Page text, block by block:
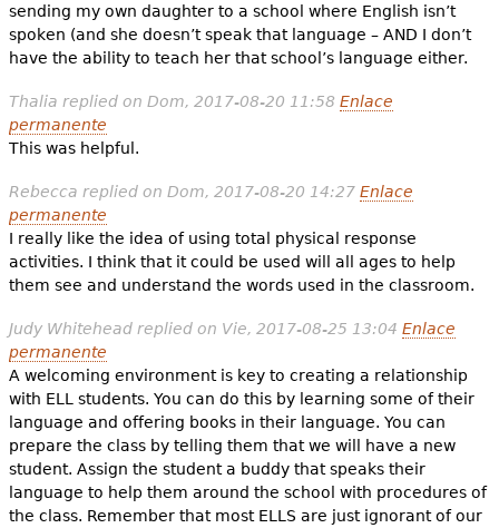
sending my own daughter to a school where English isn’t
spoken (and she doesn’t speak that language – AND I don’t
have the ability to teach her that school’s language either.
Thalia replied on Dom, 2017-08-20 11:58 Enlace
permanente
This was helpful.
Rebecca replied on Dom, 2017-08-20 14:27 Enlace
permanente
I really like the idea of using total physical response
activities. I think that it could be used will all ages to help
them see and understand the words used in the classroom.
Judy Whiteheadreplied on Vie, 2017-08-25 13:04 Enlace
permanente
A welcoming environment is key to creating a relationship
with ELL students. You can do this by learning some of their
language and offering books in their language. You can
prepare the class by telling them that we will have a new
student. Assign the student a buddy that speaks their
language to help them around the school with procedures of
the class. Remember that most ELLS are just ignorant of our